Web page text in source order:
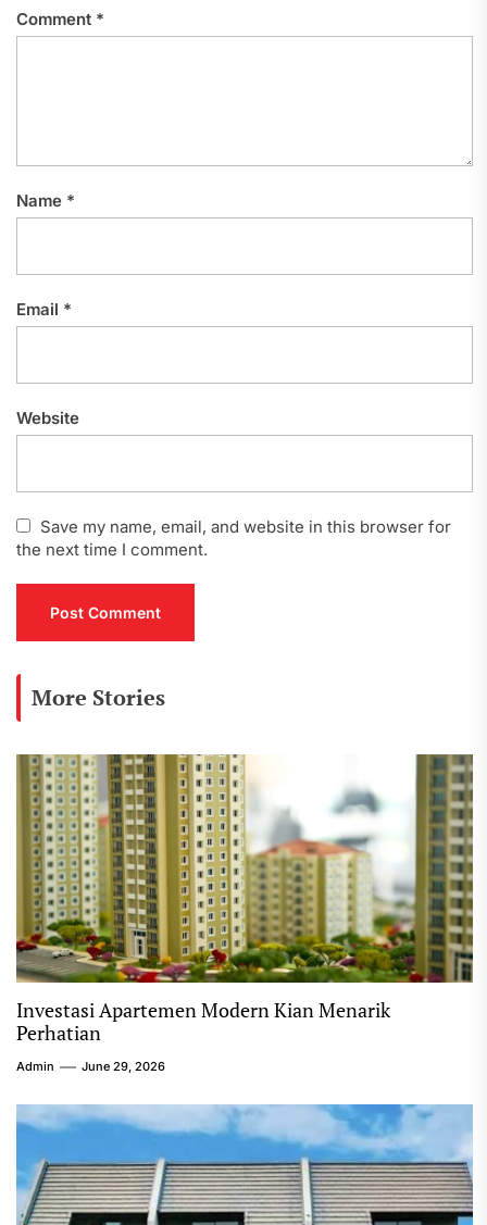
Comment *
Name *
Email *
Website
Save my name, email, and website in this browser for
the next time I comment.
More Stories
Investasi Apartemen Modern Kian Menarik
Perhatian
Admin June 29, 2026